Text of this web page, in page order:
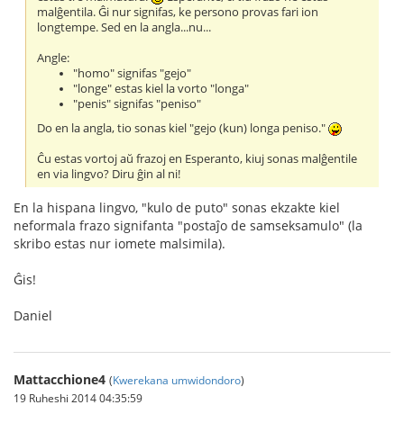
malĝentila. Ĝi nur signifas, ke persono provas fari ion
longtempe. Sed en la angla...nu...
Angle:
"homo" signifas "gejo"
"longe" estas kiel la vorto "longa"
"penis" signifas "peniso"
Do en la angla, tio sonas kiel "gejo (kun) longa peniso."
Ĉu estas vortoj aŭ frazoj en Esperanto, kiuj sonas malĝentile
en via lingvo? Diru ĝin al ni!
En la hispana lingvo, "kulo de puto" sonas ekzakte kiel
neformala frazo signifanta "postaĵo de samseksamulo" (la
skribo estas nur iomete malsimila).
Ĝis!
Daniel
Mattacchione4 (Kwerekana umwidondoro)
19 Ruheshi 2014 04:35:59